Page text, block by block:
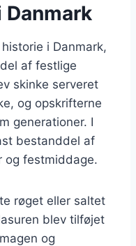
i Danmark,
af festlige
skinke serveret
og opskrifterne
generationer. I
bestanddel af
og festmiddage.
røget eller saltet
blev tilføjet
og